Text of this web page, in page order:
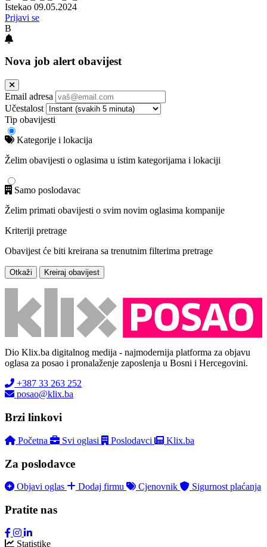
Istekao 09.05.2024
Prijavi se
B
Nova job alert obavijest
Email adresa
Učestalost
Tip obavijesti
Kategorije i lokacija
Želim obavijesti o oglasima u istim kategorijama i lokaciji
Samo poslodavac
Želim primati obavijesti o svim novim oglasima kompanije
Kriteriji pretrage
Obavijest će biti kreirana sa trenutnim filterima pretrage
Otkaži Kreiraj obavijest
Dio Klix.ba digitalnog medija - najmodernija platforma za objavu
oglasa za posao i pronalaženje zaposlenja u Bosni i Hercegovini.
+387 33 263 252
posao@klix.ba
Brzi linkovi
Početna Svi oglasi Poslodavci Klix.ba
Za poslodavce
Objavi oglas Dodaj firmu Cjenovnik Sigurnost plaćanja
Pratite nas
Statistike